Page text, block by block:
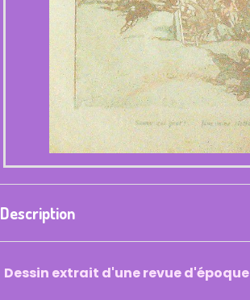
Description
Dessin extrait d'une revue